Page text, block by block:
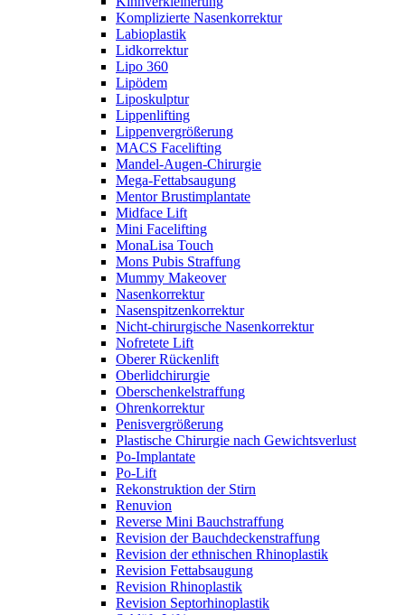
Komplizierte Nasenkorrektur
Labioplastik
Lidkorrektur
Lipo 360
Lipödem
Liposkulptur
Lippenlifting
Lippenvergrößerung
MACS Facelifting
Mandel-Augen-Chirurgie
Mega-Fettabsaugung
Mentor Brustimplantate
Midface Lift
Mini Facelifting
MonaLisa Touch
Mons Pubis Straffung
Mummy Makeover
Nasenkorrektur
Nasenspitzenkorrektur
Nicht-chirurgische Nasenkorrektur
Nofretete Lift
Oberer Rückenlift
Oberlidchirurgie
Oberschenkelstraffung
Ohrenkorrektur
Penisvergrößerung
Plastische Chirurgie nach Gewichtsverlust
Po-Implantate
Po-Lift
Rekonstruktion der Stirn
Renuvion
Reverse Mini Bauchstraffung
Revision der Bauchdeckenstraffung
Revision der ethnischen Rhinoplastik
Revision Fettabsaugung
Revision Rhinoplastik
Revision Septorhinoplastik